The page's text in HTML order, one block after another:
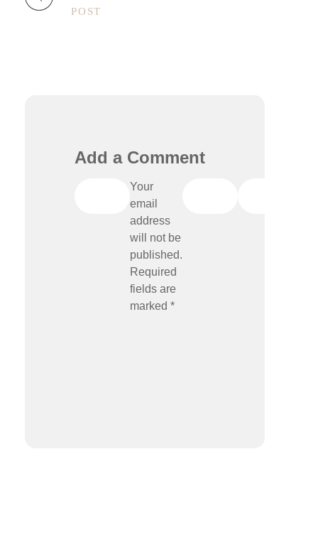
POST
Add a Comment
Your
email
address
will not be
published.
Required
fields are
marked *